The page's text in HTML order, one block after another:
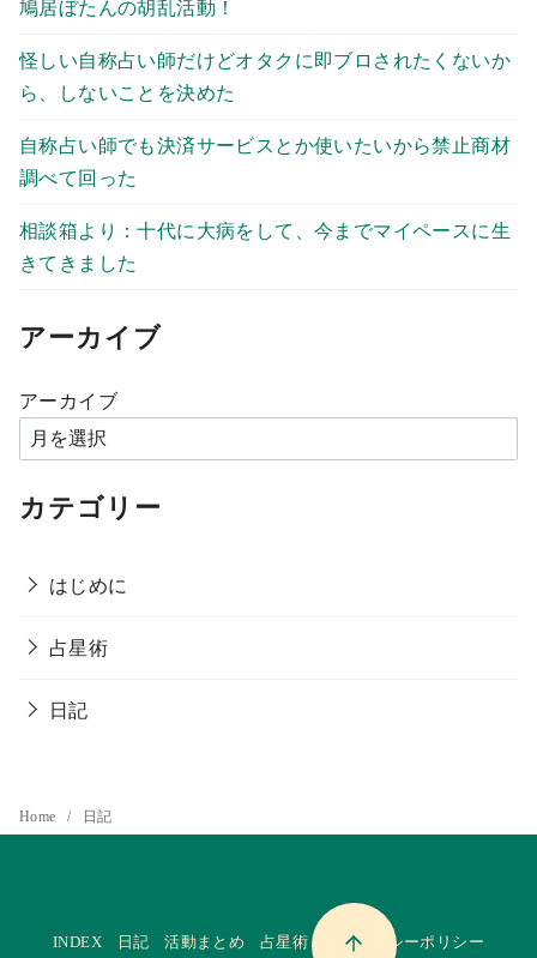
鳩居ぼたんの胡乱活動！
怪しい自称占い師だけどオタクに即ブロされたくないか
ら、しないことを決めた
自称占い師でも決済サービスとか使いたいから禁止商材
調べて回った
相談箱より：十代に大病をして、今までマイペースに生
きてきました
アーカイブ
アーカイブ
カテゴリー
はじめに
占星術
日記
Home 日記
INDEX 日記 活動まとめ 占星術 プライバシーポリシー